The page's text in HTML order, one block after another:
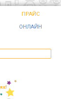
ПРАЙС
ОНЛАЙН